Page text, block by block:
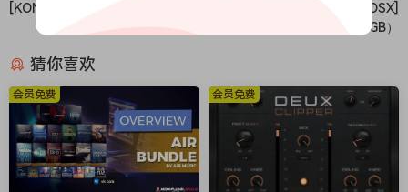
[KONTAKT]（136.7GB）
[WiN, MacOSX]
（942MB+1.02GB）
猜你喜欢
会员免费 会员免费